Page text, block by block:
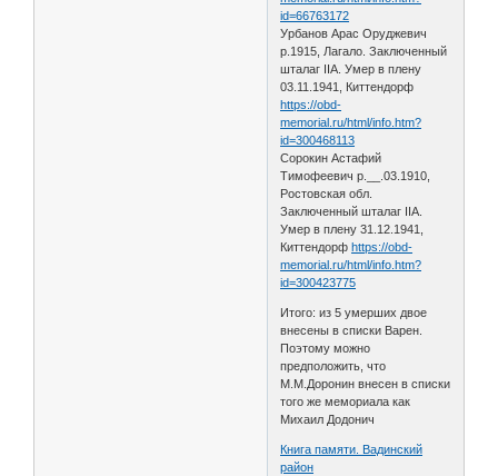
id=66763172
Урбанов Арас Оруджевич
р.1915, Лагало. Заключенный
шталаг IIA. Умер в плену
03.11.1941, Киттендорф
https://obd-
memorial.ru/html/info.htm?
id=300468113
Сорокин Астафий
Тимофеевич р.__.03.1910,
Ростовская обл.
Заключенный шталаг IIA.
Умер в плену 31.12.1941,
Киттендорфhttps://obd-
memorial.ru/html/info.htm?
id=300423775
Итого: из 5 умерших двое
внесены в списки Варен.
Поэтому можно
предположить, что
М.М.Доронин внесен в списки
того же мемориала как
Михаил Додонич
Книга памяти. Вадинский
район